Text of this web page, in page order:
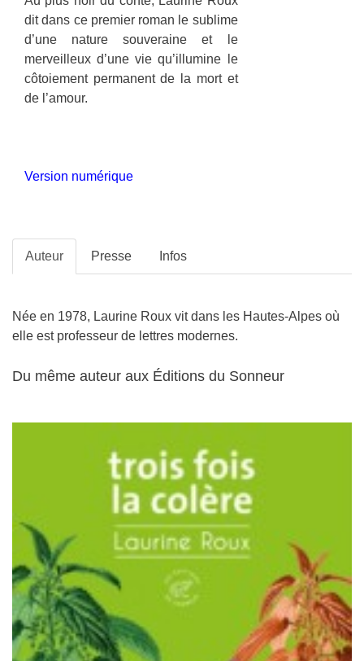
dit dans ce premier roman le sublime
d’une nature souveraine et le
merveilleux d’une vie qu’illumine le
côtoiement permanent de la mort et
de l’amour.
Version numérique
Auteur Presse Infos
Née en 1978, Laurine Roux vit dans les Hautes-Alpes où
elle est professeur de lettres modernes.
Du même auteur aux Éditions du Sonneur